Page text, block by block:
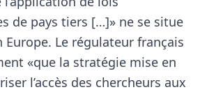
de pays tiers […]» ne se situe
Europe. Le régulateur français
«que la stratégie mise en
l’accès des chercheurs aux